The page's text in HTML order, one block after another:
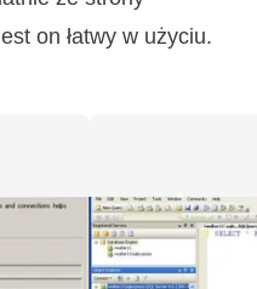
on łatwy w użyciu.